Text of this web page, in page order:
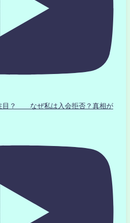
目？ なぜ私は入会拒否？真相が